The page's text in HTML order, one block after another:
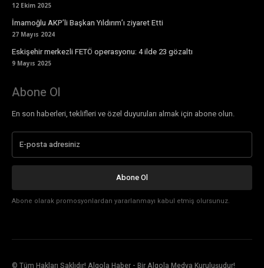
12 Ekim 2025
İmamoğlu AKP’li Başkan Yıldırım’ı ziyaret Etti
27 Mayıs 2024
Eskişehir merkezli FETÖ operasyonu: 4 ilde 23 gözaltı
9 Mayıs 2025
Abone Ol
En son haberleri, teklifleri ve özel duyuruları almak için abone olun.
Abone Ol
Abone olarak promosyonlardan yararlanmayı kabul etmiş olursunuz.
© Tüm Hakları Saklıdır! Algola Haber - Bir Algola Medya Kuruluşudur!